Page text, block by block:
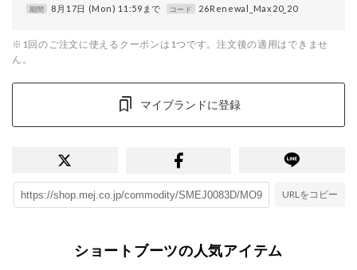
期間 8月17日 (Mon) 11:59まで コード 26Renewal_Max20_20
※1回のご注文に使えるクーポンは1つです。注文後の適用はできませ
ん。
マイブランドに登録
URLをコピー
ショートブーツの人気アイテム